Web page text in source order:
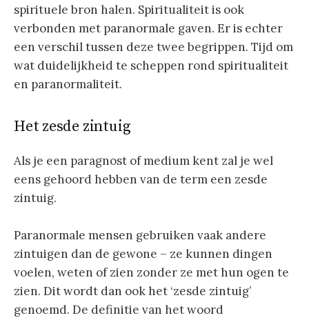
spirituele bron halen. Spiritualiteit is ook
verbonden met paranormale gaven. Er is echter
een verschil tussen deze twee begrippen. Tijd om
wat duidelijkheid te scheppen rond spiritualiteit
en paranormaliteit.
Het zesde zintuig
Als je een paragnost of medium kent zal je wel
eens gehoord hebben van de term een zesde
zintuig.
Paranormale mensen gebruiken vaak andere
zintuigen dan de gewone – ze kunnen dingen
voelen, weten of zien zonder ze met hun ogen te
zien. Dit wordt dan ook het ‘zesde zintuig’
genoemd. De definitie van het woord